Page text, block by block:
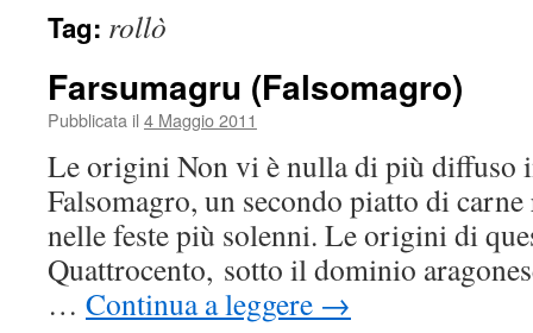
Tag: rollò
Farsumagru (Falsomagro)
Pubblicata il 4 Maggio 2011
Le origini Non vi è nulla di più diffuso
Falsomagro, un secondo piatto di
nelle feste più solenni. Le origini di
Quattrocento, sotto il dominio
… Continua a leggere →